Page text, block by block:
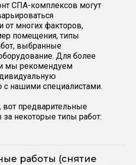
СПА-комплексов могут
от многих факторов,
помещения, типы
выбранные
Для более
мы рекомендуем
с нашими специалистами.
предварительные
некоторые типы работ:
работы (снятие